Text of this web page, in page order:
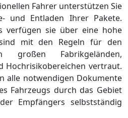
Fahrer unterstützen Sie
und Entladen Ihrer Pakete.
verfügen sie über eine hohe
mit den Regeln für den
großen Fabrikgeländen,
Hochrisikobereichen vertraut.
alle notwendigen Dokumente
Fahrzeugs durch das Gebiet
Empfängers selbstständig